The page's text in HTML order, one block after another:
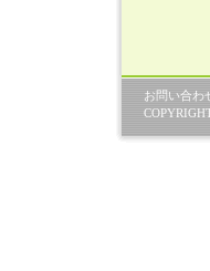
お問い合